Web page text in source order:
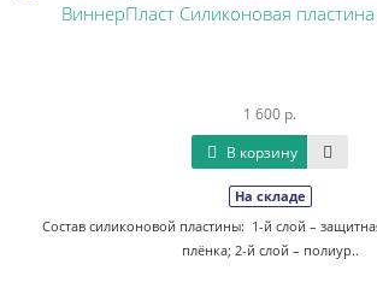
ВиннерПласт Силиконовая
1 600 р.
В корзину
На складе
Состав силиконовой пластины: 1-й слой –
плёнка; 2-й слой – полиур..